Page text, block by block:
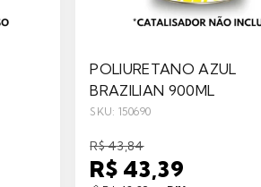
POLIURETANO AZUL
BRAZILIAN 900ML
SKU: 150690
R$ 43,84
R$ 43,39